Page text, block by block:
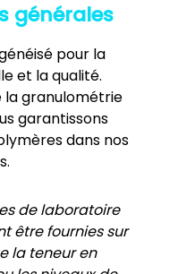
générales
pour la
et la qualité.
granulométrie
garantissons
dans nos
de laboratoire
être fournies sur
la teneur en